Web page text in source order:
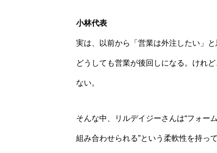
小林代表
実は、以前から「営業は外注したい」
どうしても営業が後回しになる。けれ
ない。
そんな中、リルデイジーさんは“フォー
組み合わせられる”という柔軟性を持っ